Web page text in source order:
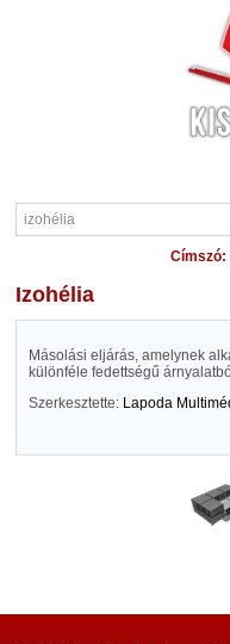
Címszó:
izohélia
Másolási eljárás, amelynek
különféle fedettségű
Szerkesztette: Lapoda